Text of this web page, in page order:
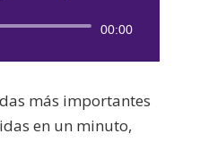
00:00
más importantes
en un minuto,